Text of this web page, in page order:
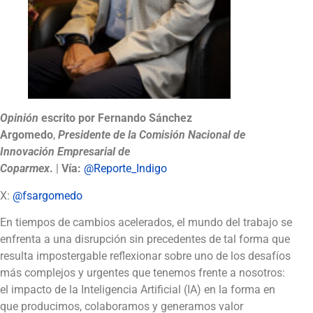
Opinión escrito por Fernando Sánchez
Argomedo, Presidente de la Comisión Nacional de
Innovación Empresarial de
Coparmex. Vía: @Reporte_Indigo
X: @fsargomedo
En tiempos de cambios acelerados, el mundo del trabajo se
enfrenta a una disrupción sin precedentes de tal forma que
resulta impostergable reflexionar sobre uno de los desafíos
más complejos y urgentes que tenemos frente a nosotros:
el impacto de la Inteligencia Artificial (IA) en la forma en
que producimos, colaboramos y generamos valor